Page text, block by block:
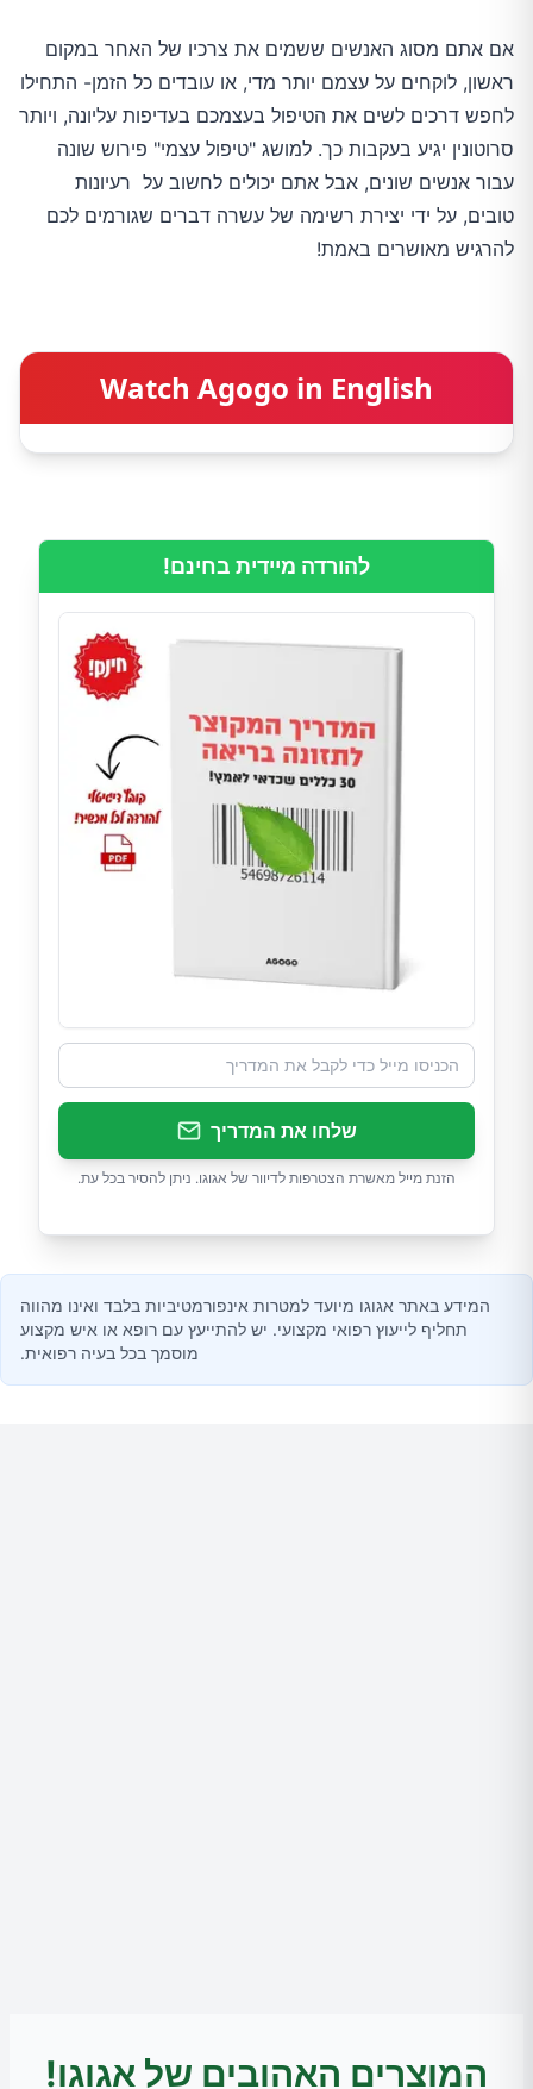
אם אתם מסוג האנשים ששמים את צרכיו של האחר במקום
ראשון, לוקחים על עצמם יותר מדי, או עובדים כל הזמן- התחילו
לחפש דרכים לשים את הטיפול בעצמכם בעדיפות עליונה, ויותר
סרוטונין יגיע בעקבות כך. למושג "טיפול עצמי" פירוש שונה
עבור אנשים שונים, אבל אתם יכולים לחשוב על רעיונות
טובים, על ידי יצירת רשימה של עשרה דברים שגורמים לכם
להרגיש מאושרים באמת!
Watch Agogo in English
להורדה מיידית בחינם!
שלחו את המדריך
הזנת מייל מאשרת הצטרפות לדיוור של אגוגו. ניתן להסיר בכל עת.
המידע באתר אגוגו מיועד למטרות אינפורמטיביות בלבד ואינו מהווה
תחליף לייעוץ רפואי מקצועי. יש להתייעץ עם רופא או איש מקצוע
מוסמך בכל בעיה רפואית.
המוצרים האהובים של אגוגו!